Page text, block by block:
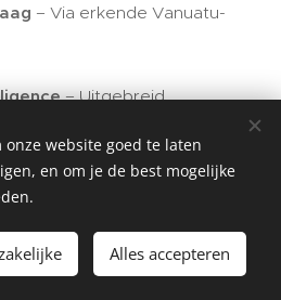
– Via erkende Vanuatu-
– Uitgebreid
– Na geslaagde
– Donatie of andere
website goed te laten
en om je de best mogelijke
Alles accepteren